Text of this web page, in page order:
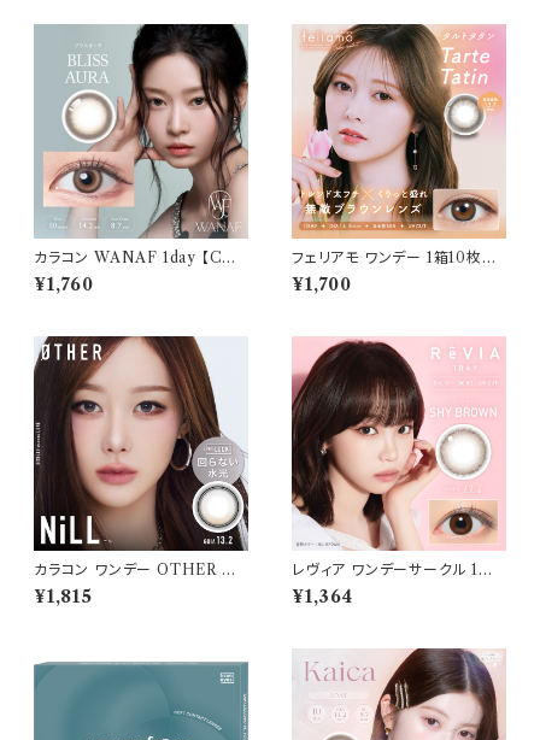
カラコン WANAF 1day 【COL
OR：ブリスオーラ】1箱 10枚入
ワナフ ワンデー キムミンジュ K
レンズ
¥1,760
フェリアモ ワンデー 1箱10枚入
り【COLOR：タルトタタン】 白石
麻衣（まいやん） イメージモデ
ンタクトレンズ
¥1,700
カラコン ワンデー OTHER ア
ザー 【COLOR：NiLL - ニル
(ブラウン)】NEWデビュー 1day
度あり 度なし 水光レンズ 固定
¥1,815
レヴィア ワンデーサークル 1箱1
0枚入 【COLOR：シャイブラウ
ン】14.1mm ReVIA 1day CIR
¥1,364